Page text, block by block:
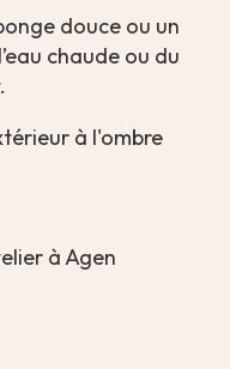
douce ou un
chaude ou du
à l'ombre
à Agen